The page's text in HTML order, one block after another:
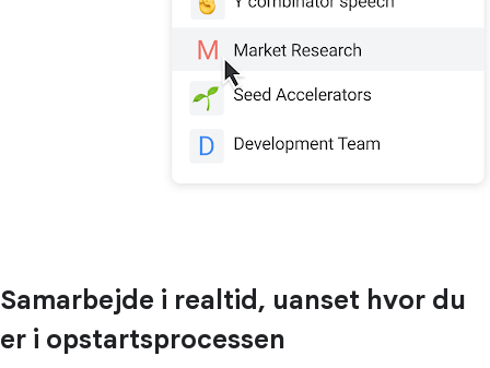
Samarbejde i realtid, uanset hvor du
er i opstartsprocessen